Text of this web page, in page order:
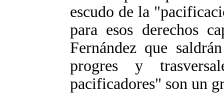
escudo de la
para esos derechos
Fernández que
progres y
pacificadores" son un